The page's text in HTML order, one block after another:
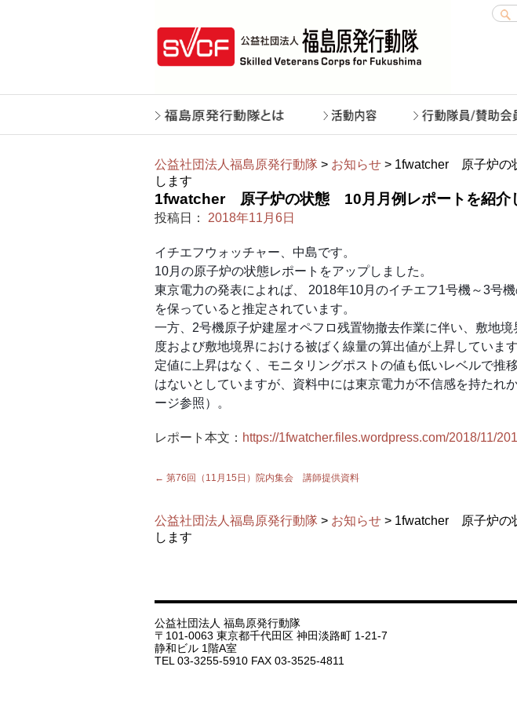
公益社団法人福島原発行動隊 > お知らせ > 1fwatcher 原子炉の
します
1fwatcher 原子炉の状態 10月月例レポートを紹介
投稿日： 2018年11月6日
イチエフウォッチャー、中島です。
10月の原子炉の状態レポートをアップしました。
東京電力の発表によれば、 2018年10月のイチエフ1号機～3号
を保っていると推定されています。
一方、2号機原子炉建屋オペフロ残置物撤去作業に伴い、敷地
度および敷地境界における被ばく線量の算出値が上昇していま
定値に上昇はなく、モニタリングポストの値も低いレベルで推
はないとしていますが、資料中には東京電力が不信感を持たれ
ージ参照）。
レポート本文： https://1fwatcher.files.wordpress.com/2018/11/
← 第76回（11月15日）院内集会 講師提供資料
公益社団法人福島原発行動隊 > お知らせ > 1fwatcher 原子炉の
します
公益社団法人 福島原発行動隊
〒101-0063 東京都千代田区 神田淡路町 1-21-7
静和ビル 1階A室
TEL 03-3255-5910 FAX 03-3525-4811